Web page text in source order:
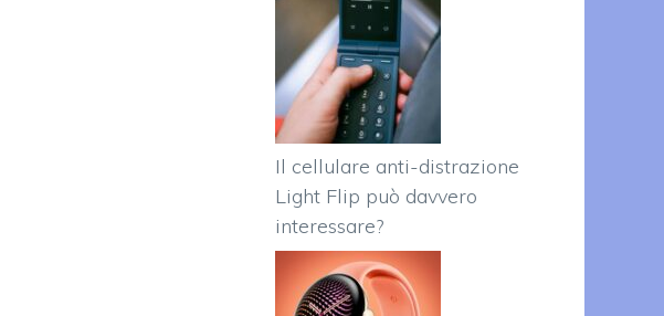
Il cellulare anti-distrazione
Light Flip può davvero
interessare?